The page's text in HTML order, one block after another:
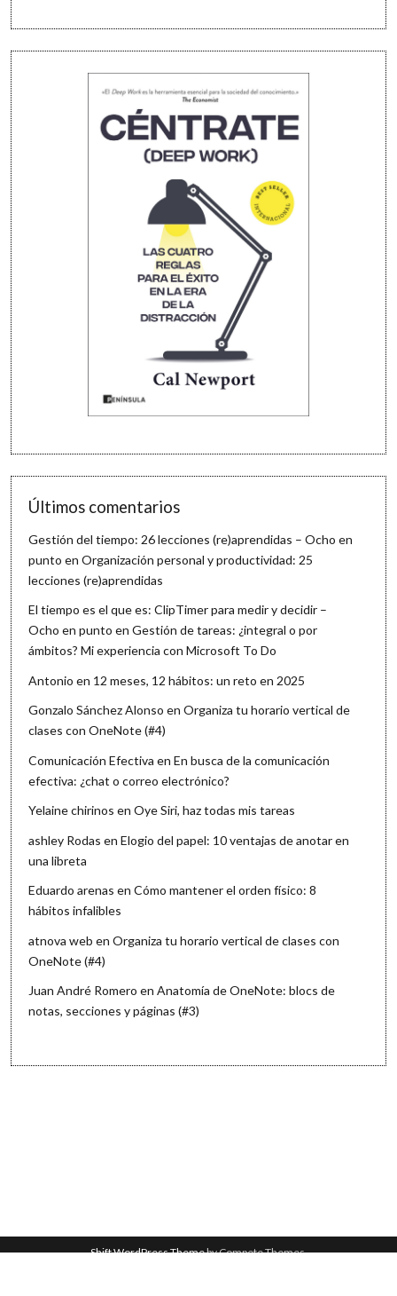
Últimos comentarios
Gestión del tiempo: 26 lecciones (re)aprendidas – Ocho en
punto enOrganización personal y productividad: 25
lecciones (re)aprendidas
El tiempo es el que es: ClipTimer para medir y decidir –
Ocho en punto enGestión de tareas: ¿integral o por
ámbitos? Mi experiencia con Microsoft To Do
Antonio en 12 meses, 12 hábitos: un reto en 2025
Gonzalo Sánchez Alonso enOrganiza tu horario vertical de
clases con OneNote (#4)
Comunicación Efectiva enEn busca de la comunicación
efectiva: ¿chat o correo electrónico?
Yelaine chirinos enOye Siri, haz todas mis tareas
ashley Rodas enElogio del papel: 10 ventajas de anotar en
una libreta
Eduardo arenas enCómo mantener el orden físico: 8
hábitos infalibles
atnova web enOrganiza tu horario vertical de clases con
OneNote (#4)
Juan André Romero enAnatomía de OneNote: blocs de
notas, secciones y páginas (#3)
Shift WordPress Themeby Compete Themes.